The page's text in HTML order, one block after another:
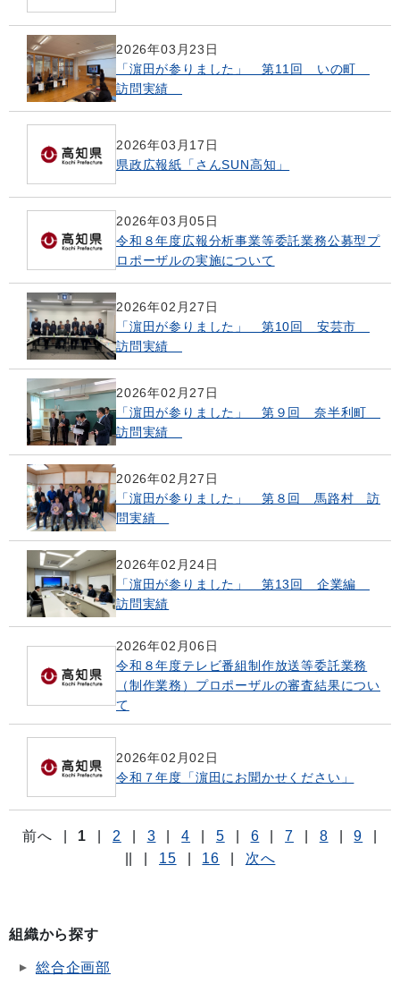
2026年03月23日
「濵田が参りました」 第11回 いの町
訪問実績
2026年03月17日
県政広報紙「さんSUN高知」
2026年03月05日
令和８年度広報分析事業等委託業務公募型プ
ロポーザルの実施について
2026年02月27日
「濵田が参りました」 第10回 安芸市
訪問実績
2026年02月27日
「濵田が参りました」 第９回 奈半利町
訪問実績
2026年02月27日
「濵田が参りました」 第８回 馬路村 訪
問実績
2026年02月24日
「濵田が参りました」 第13回 企業編
訪問実績
2026年02月06日
令和８年度テレビ番組制作放送等委託業務
（制作業務）プロポーザルの審査結果につい
て
2026年02月02日
令和７年度「濵田にお聞かせください」
前へ 1 2 3 4 5 6 7 8 9
15 16 次へ
組織から探す
総合企画部